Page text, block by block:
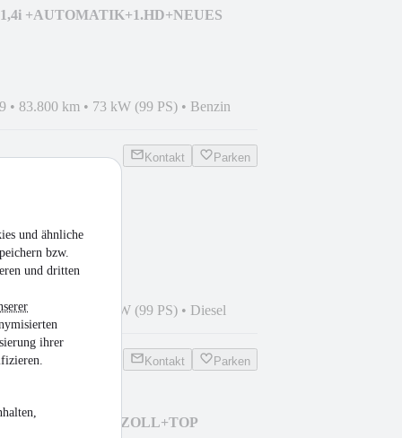
und ähnliche
bzw.
und dritten
ihrer
+AUTOMATIK+1.HD+NEUES
• 83.800 km • 73 kW (99 PS) • Benzin
Kontakt Parken
!!
•89.400 km 73 kW (99 PS) • Diesel
Kontakt Parken